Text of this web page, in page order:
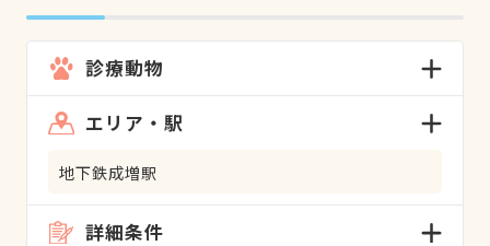
診療動物
エリア・駅
地下鉄成増駅
詳細条件